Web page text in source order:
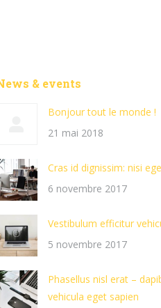
& events
Bonjour tout le monde !
21 mai 2018
Cras id dignissim: nisi
6 novembre 2017
Vestibulum efficitur
5 novembre 2017
Phasellus nisl erat –
vehicula eget sapien